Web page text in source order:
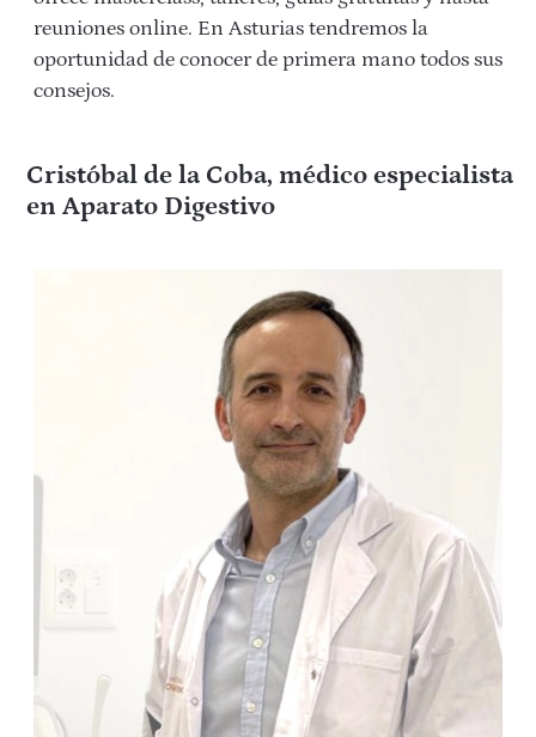
reuniones online. En Asturias tendremos la
oportunidad de conocer de primera mano todos sus
consejos.
Cristóbal de la Coba, médico especialista
en Aparato Digestivo